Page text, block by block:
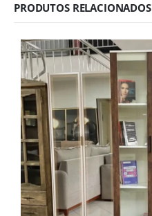
PRODUTOS RELACIONADOS